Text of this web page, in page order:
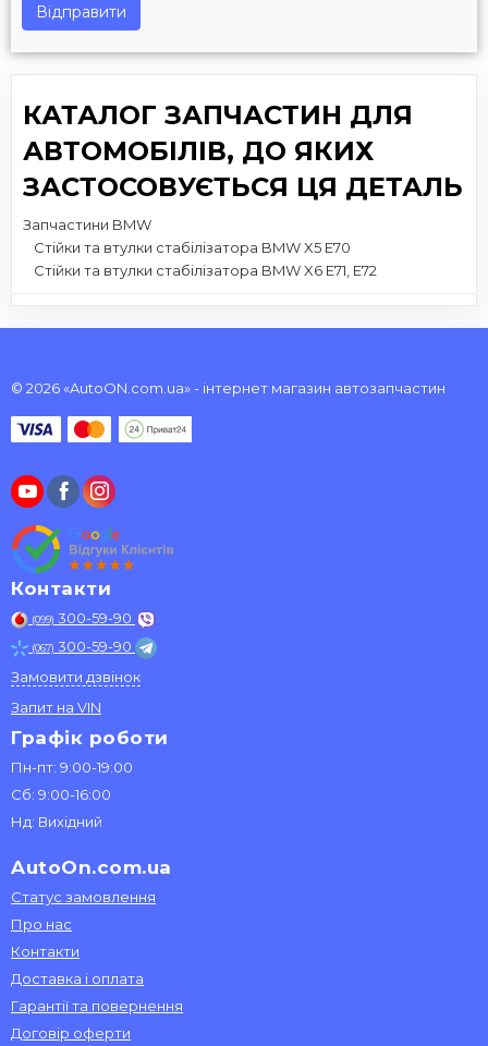
Відправити
КАТАЛОГ ЗАПЧАСТИН ДЛЯ
АВТОМОБІЛІВ, ДО ЯКИХ
ЗАСТОСОВУЄТЬСЯ ЦЯ ДЕТАЛЬ
Запчастини BMW
Стійки та втулки стабілізатора BMW X5 E70
Стійки та втулки стабілізатора BMW X6 E71, E72
© 2026 «AutoON.com.ua» - інтернет магазин автозапчастин
Контакти
(099) 300-59-90
(067) 300-59-90
Замовити дзвінок
Запит на VIN
Графік роботи
Пн-пт: 9:00-19:00
Сб: 9:00-16:00
Нд: Вихідний
AutoOn.com.ua
Статус замовлення
Про нас
Контакти
Доставка і оплата
Гарантії та повернення
Договір оферти